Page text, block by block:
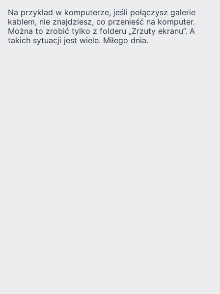
Na przykład w komputerze, jeśli połączysz galerie
kablem, nie znajdziesz, co przenieść na komputer.
Można to zrobić tylko z folderu „Zrzuty ekranu”. A
takich sytuacji jest wiele. Miłego dnia.